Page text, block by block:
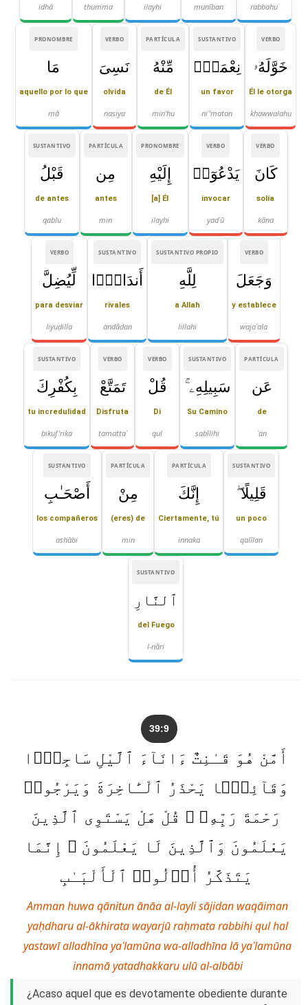
rabbahu
munīban
ilayhi
thumma
idhā
VERBO
خَوَّلَهُۥ
Él le otorga
khawwalahu
SUSTANTIVO
نِعْمَةًۭ
un favor
niʿ'matan
PARTÍCULA
مِّنْهُ
de Él
min'hu
VERBO
نَسِىَ
olvida
nasiya
PRONOMBRE
مَا
aquello por lo que
mā
VERBO
كَانَ
solía
kāna
VERBO
يَدْعُوٓا۟
invocar
yadʿū
PRONOMBRE
إِلَيْهِ
[a] Él
ilayhi
PARTÍCULA
مِن
antes
min
SUSTANTIVO
قَبْلُ
de antes
qablu
VERBO
وَجَعَلَ
y establece
wajaʿala
SUSTANTIVO PROPIO
لِلَّهِ
a Allah
lillahi
SUSTANTIVO
أَندَادًۭا
rivales
andādan
VERBO
لِّيُضِلَّ
para desviar
liyuḍilla
PARTÍCULA
عَن
de
ʿan
SUSTANTIVO
سَبِيلِهِۦ ۚ
Su Camino
sabīlihi
VERBO
قُلْ
Di
qul
VERBO
تَمَتَّعْ
Disfruta
tamattaʿ
SUSTANTIVO
بِكُفْرِكَ
tu incredulidad
bikuf'rika
SUSTANTIVO
قَلِيلًا ۖ
un poco
qalīlan
PARTÍCULA
إِنَّكَ
Ciertamente, tú
innaka
PARTÍCULA
مِنْ
(eres) de
min
SUSTANTIVO
أَصْحَـٰبِ
los compañeros
aṣḥābi
SUSTANTIVO
ٱلنَّارِ
del Fuego
l-nāri
39:9
أَمَّنْ هُوَ قَـٰنِتٌ ءَانَآءَ ٱلَّيْلِ سَاجِدًۭا
وَقَآئِمًۭا يَحْذَرُ ٱلْـَٔاخِرَةَ وَيَرْجُوا۟
رَحْمَةَ رَبِّهِۦ ۗ قُلْ هَلْ يَسْتَوِى ٱلَّذِينَ
يَعْلَمُونَ وَٱلَّذِينَ لَا يَعْلَمُونَ ۗ إِنَّمَا
يَتَذَكَّرُ أُو۟لُوا۟ ٱلْأَلْبَـٰبِ
Amman huwa qānitun ānāa al-layli sājidan waqāiman
yaḥdharu al-ākhirata wayarjū raḥmata rabbihi qul hal
yastawī alladhīna yaʿlamūna wa-alladhīna lā yaʿlamūna
innamā yatadhakkaru ulū al-albābi
¿Acaso aquel que es devotamente obediente durante